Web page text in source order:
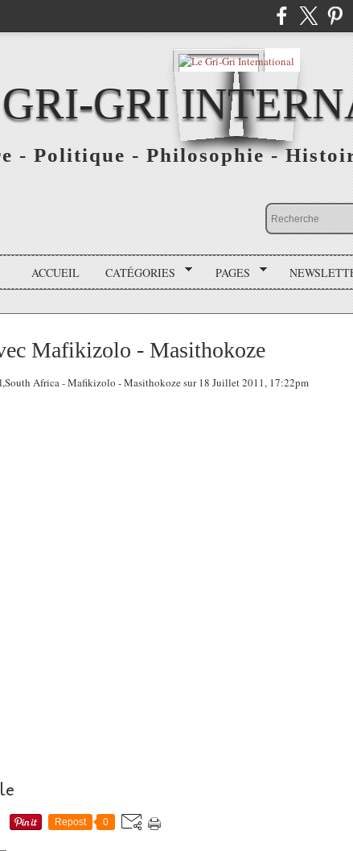
GRI
- Politique - Philosophie -
ACCUEIL CATÉGORIES PAGES
Mafikizolo - Masithokoze
Africa - Mafikizolo - Masithokoze sur 18 Juillet 2011, 17:22pm
Repost 0